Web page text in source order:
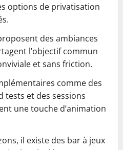
options de privatisation
des ambiances
l’objectif commun
et sans friction.
comme des
tests et des sessions
une touche d’animation
il existe des bar à jeux